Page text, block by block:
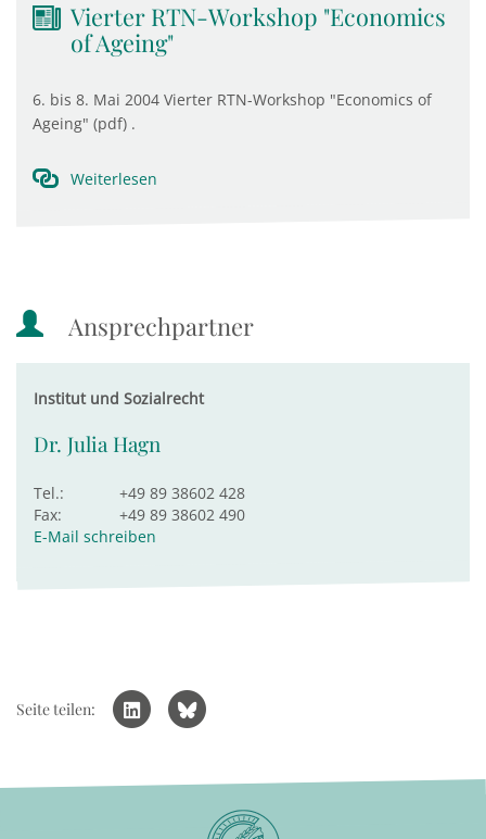
Vierter RTN-Workshop "Economics
of Ageing"
6. bis 8. Mai 2004 Vierter RTN-Workshop "Economics of
Ageing" (pdf) .
Weiterlesen
Ansprechpartner
Institut und Sozialrecht
Dr. Julia Hagn
Tel.:
+49 89 38602 428
Fax:
+49 89 38602 490
E-Mail schreiben
Seite teilen: